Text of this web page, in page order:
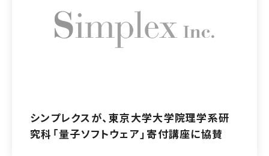
シンプレクスが、東京大学大学院理学系研
究科「量子ソフトウェア」寄付講座に協賛